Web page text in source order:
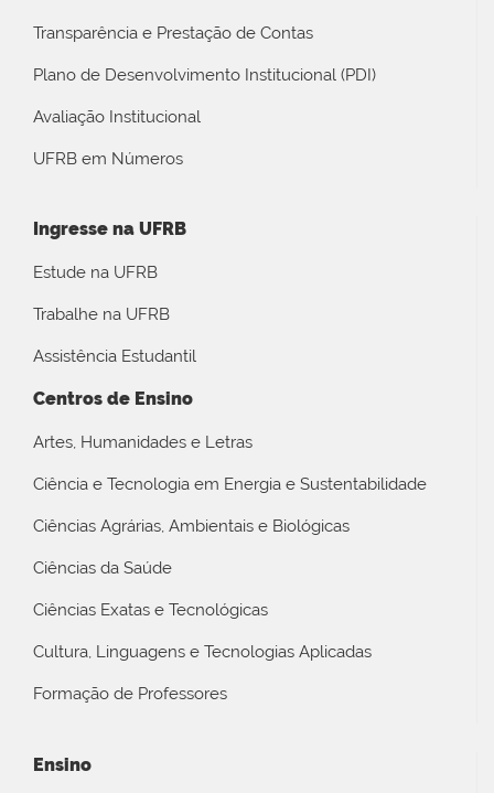
Transparência e Prestação de Contas
Plano de Desenvolvimento Institucional (PDI)
Avaliação Institucional
UFRB em Números
Ingresse na UFRB
Estude na UFRB
Trabalhe na UFRB
Assistência Estudantil
Centros de Ensino
Artes, Humanidades e Letras
Ciência e Tecnologia em Energia e Sustentabilidade
Ciências Agrárias, Ambientais e Biológicas
Ciências da Saúde
Ciências Exatas e Tecnológicas
Cultura, Linguagens e Tecnologias Aplicadas
Formação de Professores
Ensino